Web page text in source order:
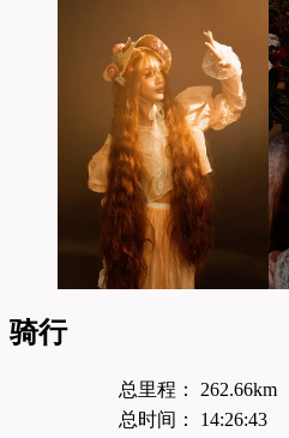
骑行
总里程：
262.66km
总时间：
14:26:43